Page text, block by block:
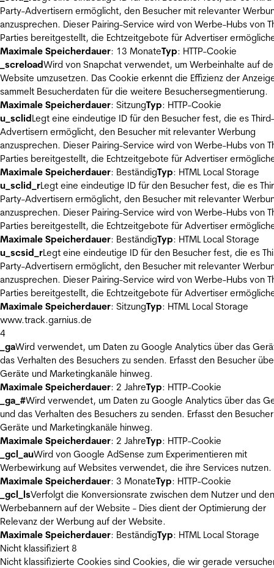
Party-Advertisern ermöglicht, den Besucher mit relevanter
anzusprechen. Dieser Pairing-Service wird von Werbe-Hubs von
Parties bereitgestellt, die Echtzeitgebote für Advertiser
Maximale Speicherdauer: 13 MonateTyp: HTTP-Cookie
_screloadWird von Snapchat verwendet, um Werbeinhalte auf
Website umzusetzen. Das Cookie erkennt die Effizienz der
sammelt Besucherdaten für die weitere Besuchersegmentierung.
Maximale Speicherdauer: SitzungTyp: HTTP-Cookie
u_sclidLegt eine eindeutige ID für den Besucher fest, die es
Advertisern ermöglicht, den Besucher mit relevanter Werbung
anzusprechen. Dieser Pairing-Service wird von Werbe-Hubs von
Parties bereitgestellt, die Echtzeitgebote für Advertiser
Maximale Speicherdauer: BeständigTyp: HTML Local Storage
u_sclid_rLegt eine eindeutige ID für den Besucher fest, die es
Party-Advertisern ermöglicht, den Besucher mit relevanter
anzusprechen. Dieser Pairing-Service wird von Werbe-Hubs von
Parties bereitgestellt, die Echtzeitgebote für Advertiser
Maximale Speicherdauer: BeständigTyp: HTML Local Storage
u_scsid_rLegt eine eindeutige ID für den Besucher fest, die es
Party-Advertisern ermöglicht, den Besucher mit relevanter
anzusprechen. Dieser Pairing-Service wird von Werbe-Hubs von
Parties bereitgestellt, die Echtzeitgebote für Advertiser
Maximale Speicherdauer: SitzungTyp: HTML Local Storage
www.track.garnius.de
4
_gaWird verwendet, um Daten zu Google Analytics über das
das Verhalten des Besuchers zu senden. Erfasst den Besucher
Geräte und Marketingkanäle hinweg.
Maximale Speicherdauer: 2 JahreTyp: HTTP-Cookie
_ga_#Wird verwendet, um Daten zu Google Analytics über das
und das Verhalten des Besuchers zu senden. Erfasst den
Geräte und Marketingkanäle hinweg.
Maximale Speicherdauer: 2 JahreTyp: HTTP-Cookie
_gcl_auWird von Google AdSense zum Experimentieren mit
Werbewirkung auf Websites verwendet, die ihre Services nutzen.
Maximale Speicherdauer: 3 MonateTyp: HTTP-Cookie
_gcl_lsVerfolgt die Konversionsrate zwischen dem Nutzer und den
Werbebannern auf der Website - Dies dient der Optimierung der
Relevanz der Werbung auf der Website.
Maximale Speicherdauer: BeständigTyp: HTML Local Storage
Nicht klassifiziert 8
Nicht klassifizierte Cookies sind Cookies, die wir gerade